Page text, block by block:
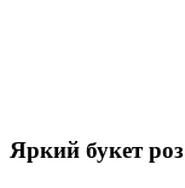
Яркий букет роз